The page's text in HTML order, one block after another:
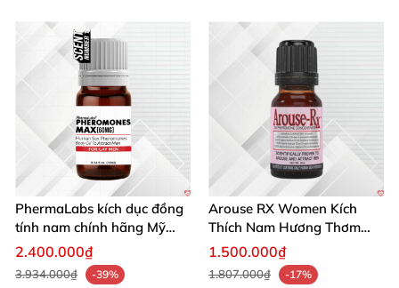
PhermaLabs kích dục đồng
tính nam chính hãng Mỹ
tăng hấp dẫn nhanh
2.400.000₫
3.934.000₫ -39%
Arouse RX Women Kích
Thích Nam Hương Thơm
Gợi Dục Tự Nhiên
1.500.000₫
1.807.000₫ -17%